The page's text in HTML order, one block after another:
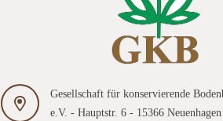
Gesellschaft für konservierende
e.V. - Hauptstr. 6 - 15366 Neuenhagen